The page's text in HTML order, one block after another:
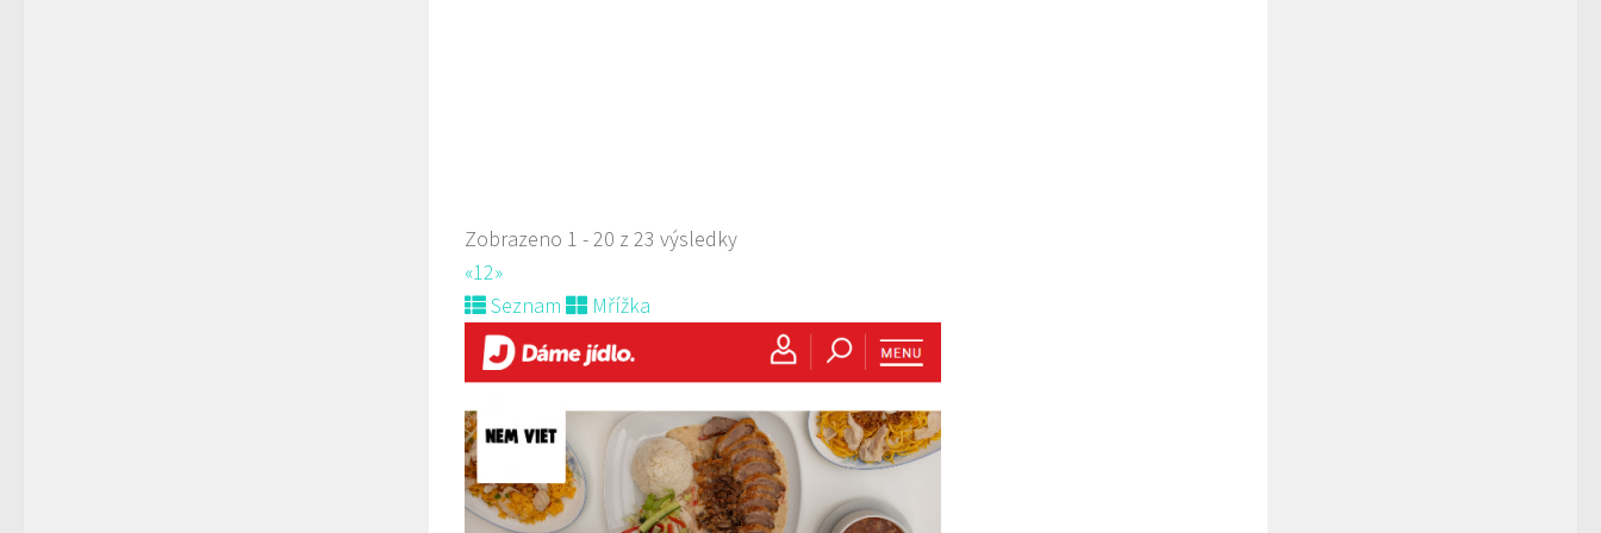
731009385731009385
Web s objednávkou či nabídkou
prodej s sebou
Zobrazeno 1 - 20 z 23 výsledky
«12»
Seznam
Mřížka